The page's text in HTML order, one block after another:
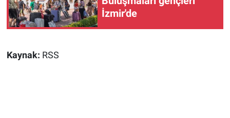
İzmir'de
Kaynak: RSS